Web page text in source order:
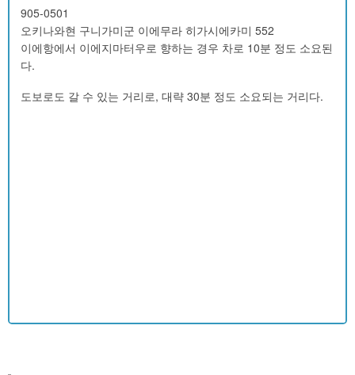
905-0501
오키나와현 구니가미군 이에무라 히가시에카미 552
이에항에서 이에지마터우로 향하는 경우 차로 10분 정도 소요된
다.
도보로도 갈 수 있는 거리로, 대략 30분 정도 소요되는 거리다.